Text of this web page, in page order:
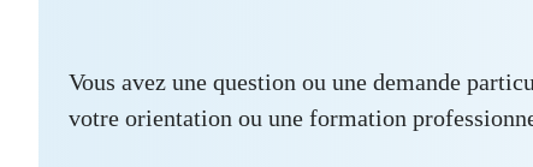
Vous avez une question ou une demande
votre orientation ou une formation